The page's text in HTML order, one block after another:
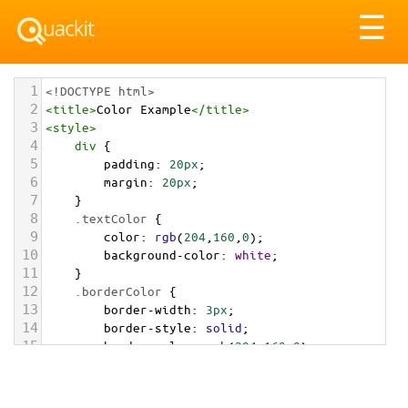
☰
1 <!DOCTYPE html>
2 <title>Color Example</title>
3 <style>
4 div {
5 padding: 20px;
6 margin: 20px;
7 }
8 .textColor {
9 color: rgb(204 160 0);
10 background-color: white;
11 }
12 .borderColor {
13 border-width: 3px;
14 border-style: solid;
15 border-color: rgb(204,160,0);